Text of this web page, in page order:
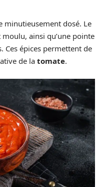
minutieusement dosé. Le
ainsi qu’une pointe
Ces épices permettent de
de la tomate.